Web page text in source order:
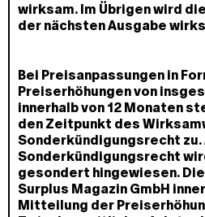
wirksam. Im Übrigen wird
der nächsten Ausgabe
Bei Preisanpassungen in
Preiserhöhungen von
innerhalb von 12 Monaten
den Zeitpunkt des
Sonderkündigungsrecht
Sonderkündigungsrecht
gesondert hingewiesen.
Surplus Magazin GmbH
Mitteilung der